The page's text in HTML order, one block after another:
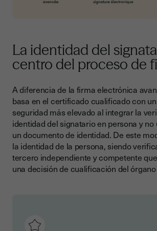
La identidad del
centro del proceso de
A diferencia de la firma electrónica
basa en el certificado cualificado con
seguridad más elevado al integrar la
identidad del signatario en persona y
un documento de identidad. De este
la identidad de la persona, siendo
tercero independiente y competente
una decisión de cualificación del